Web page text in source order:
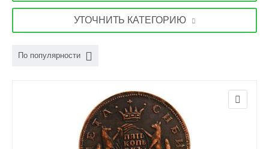
УТОЧНИТЬ КАТЕГОРИЮ
По популярности